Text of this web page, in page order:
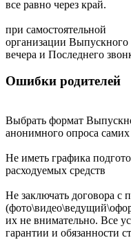
все равно через край.
при самостоятельной
организации Выпускного
вечера и Последнего
Ошибки родителей
Выбрать формат
анонимного опроса
Не иметь графика
расходуемых средств
Не заключать договора с
их не внимательно. Все
гарантии и обязанности